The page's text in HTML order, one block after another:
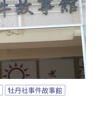
牡丹社事件故事館